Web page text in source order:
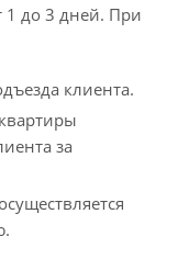
1 до 3 дней. При
клиента.
за